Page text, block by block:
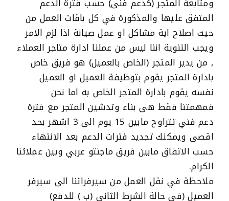
المتفق عليها والمذكورة في كل باقات العمل من
حيث اصلاح اية مشاكل او عمل صيانة اذا لزم الامر
ويجب التنوية اننا ليس من عملنا ادارة متاجر العملاء
, من يدير المتجر (الخاص بالعميل) هو فريق خاص
بادارة المتجر يقوم بتوظيفة العميل او العميل
نفسه يقوم بادارة المتجر الخاص به اما نحن
فمهمتنا فقط هى بناء وتدشين المتجر مع فترة
دعم فني تتراوح مابين 15 يوم الى 3 اشهر بحد
اقصى ويمكنك تجديد فترات الدعم بعد الانتهاء
حسب الاتفاق مابين فريق ماجنتو عربي وبين عملائنا
الكرام.
ملاحظة في نقل العمل من سيرفراتنا الى سيرفر
العميل (في حالة الشرط الثاني (ب ) للدفع)